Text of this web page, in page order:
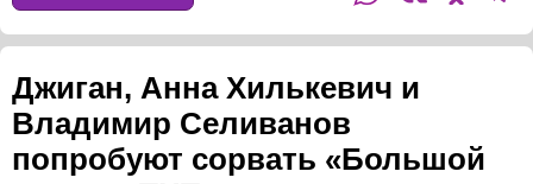
Джиган, Анна Хилькевич и
Владимир Селиванов
попробуют сорвать «Большой